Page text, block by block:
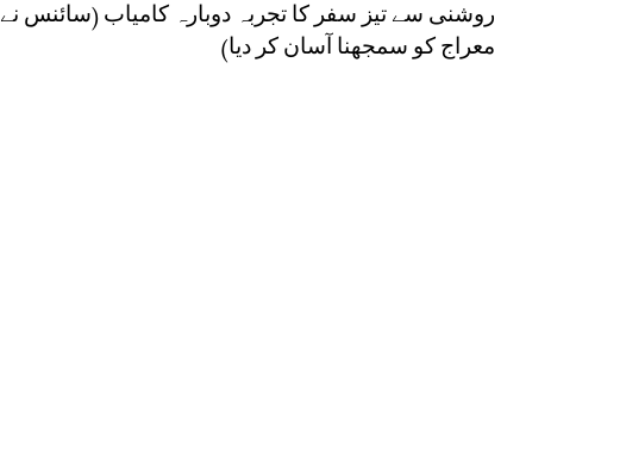
روشنی سے تیز سفر کا تجربہ دوبارہ کامیاب (سائنس نے
معراج کو سمجھنا آسان کر دیا)